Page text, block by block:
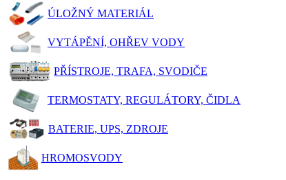
ÚLOŽNÝ MATERIÁL
VYTÁPĚNÍ, OHŘEV VODY
PŘÍSTROJE, TRAFA, SVODIČE
TERMOSTATY, REGULÁTORY, ČIDLA
BATERIE, UPS, ZDROJE
HROMOSVODY